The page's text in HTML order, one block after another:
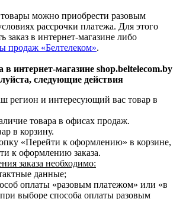
товары можно приобрести разовым
рассрочки платежа. Для этого
заказ в интернет-магазине либо
продаж «Белтелеком».
в интернет-магазине shop.beltelecom.by
следующие действия
регион и интересующий вас товар в
товара в офисах продаж.
в корзину.
«Перейти к оформлению» в корзине,
к оформлению заказа.
заказа необходимо:
данные;
оплаты «разовым платежом» или «в
выборе способа оплаты разовым